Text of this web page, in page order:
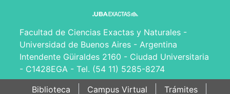
Facultad de Ciencias Exactas y Naturales -
Universidad de Buenos Aires - Argentina
Intendente Güiraldes 2160 - Ciudad Universitaria
- C1428EGA - Tel. (54 11) 5285-8274
Biblioteca
Campus Virtual Trámites